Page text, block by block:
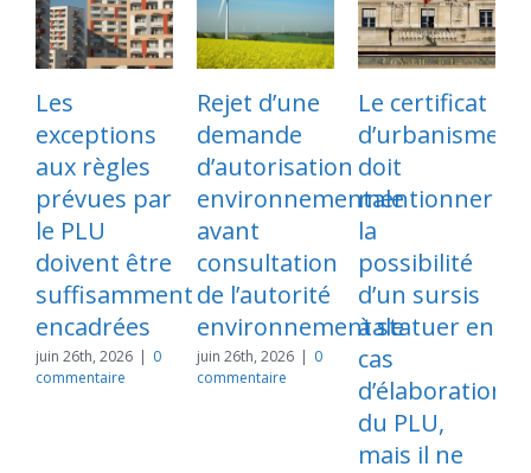
Les
exceptions
aux règles
prévues par
le PLU
doivent être
suffisamment
encadrées
juin 26th, 2026 | 0
commentaire
Rejet d’une
demande
d’autorisation
environnementale
avant
consultation
de l’autorité
environnementale
juin 26th, 2026 | 0
commentaire
Le certificat
d’urbanisme
doit
mentionner
la
possibilité
d’un sursis
à statuer en
cas
d’élaboration
du PLU,
mais il ne